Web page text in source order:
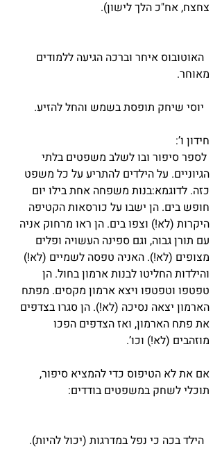
צחצח, אח"כ הלך לישון).
  האוטובוס איחר וברכה הגיעה ללמודים
מאוחר.
חידון ו’:
לספר סיפור ובו לשלב משפטים בלתי
הגיוניים. על הילדים להתריע על כל משפט
כזה. לדוגמא:בנות משפחה אחת בילו יום
חופש בים. הן ישבו על כורסאות הקטיפה
היקרות (לא!) וצפו בים. הן ראו מרחוק אניה
עם תורן גבוה, וגם ספינה העשויה ופלים
מצופים (לא!). האניה טפסה לשמיים (לא!)
והילדות החליטו לבנות ארמון בחול. הן
טפטפו וטפטפו ויצא ארמון מקסים. מפתח
הארמון יצאה נסיכה (לא!). הן סגרו בצדפים
את פתח הארמון, ואז הצדפים הפכו
מוזהבים (לא!) וכו’.
אם את לא הטיפוס כדי להמציא סיפור,
תוכלי לשחק במשפטים בודדים: